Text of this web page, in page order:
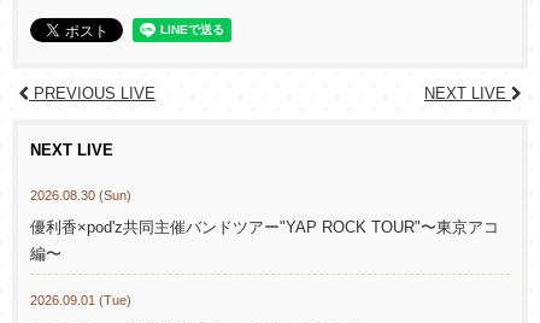
PREVIOUS LIVE NEXT LIVE
NEXT LIVE
2026.08.30 (Sun)
優利香×pod'z共同主催バンドツアー"YAP ROCK TOUR"〜東京アコ
編〜
2026.09.01 (Tue)